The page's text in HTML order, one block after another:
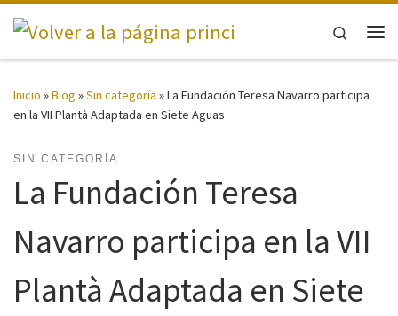
Saltar al contenido
Search
Inicio »Blog »Sin categoría »La Fundación Teresa Navarro participa
en la VII Plantà Adaptada en Siete Aguas
SIN CATEGORÍA
La Fundación Teresa
Navarro participa en la VII
Plantà Adaptada en Siete